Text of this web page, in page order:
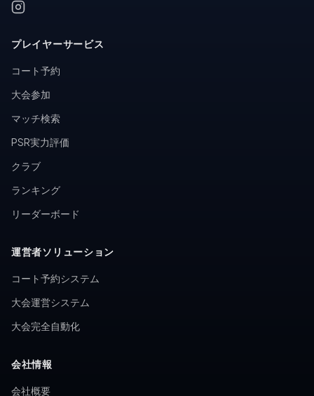
プレイヤーサービス
コート予約
大会参加
マッチ検索
PSR実力評価
クラブ
ランキング
リーダーボード
運営者ソリューション
コート予約システム
大会運営システム
大会完全自動化
会社情報
会社概要